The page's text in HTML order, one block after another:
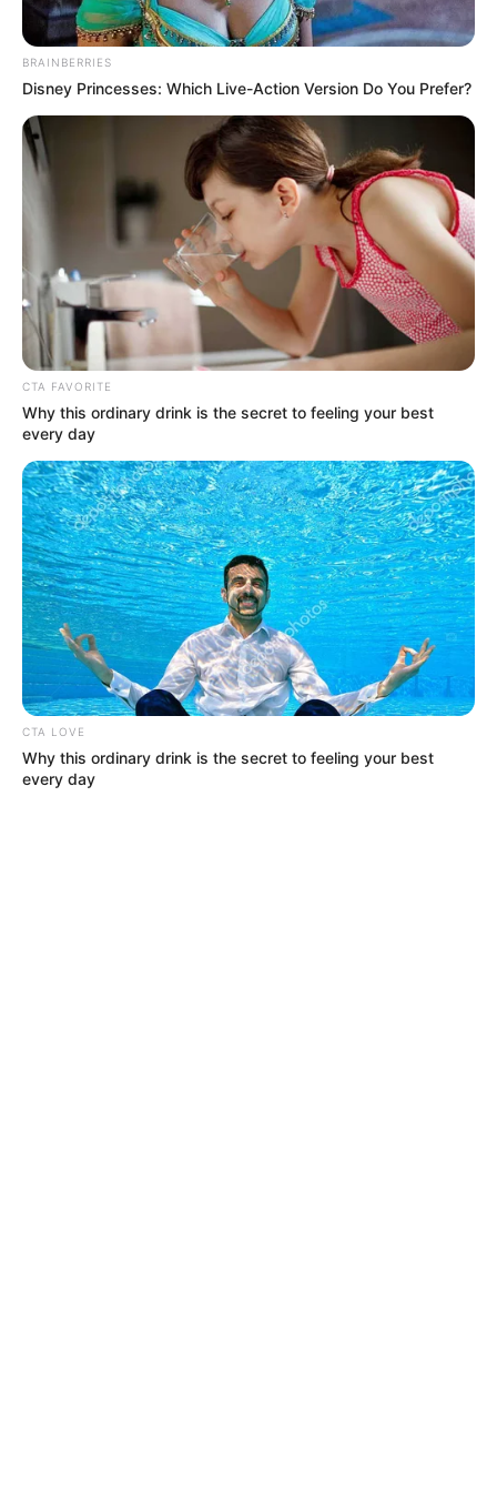
COMPARTIR
ALERTA BOGOTÁ EN GOOGLE NEWS
TEMAS RELACIONADOS
ENCAPUCHADOS
UNIVERSIDAD DE ANTIOQUIA
DISTURBIOS
ALCALDÍA DE MEDELLÍN
ALCALDE DE MEDELLÍN
MEDELLÍN
MANIFESTACIONES
FEDERICO GUTIÉRREZ
MANTÉNGASE EN ALERTA
interesan. Para estar bien informado, por
favor, active las notificaciones de Alerta.
ACTIVAR AHORA
TEMAS DESTACADOS
EMERGENCIAS POR LLUVIAS
METRO DE MEDELLÍN
ELECCIONES PRESIDENCIALES
MARINILLA - ANTIOQUIA
BRAINBERRIES
Disney Princesses: Which Live-Action Version Do You Prefer?
CTA FAVORITE
Why this ordinary drink is the secret to feeling your best
every day
CTA LOVE
Why this ordinary drink is the secret to feeling your best
every day